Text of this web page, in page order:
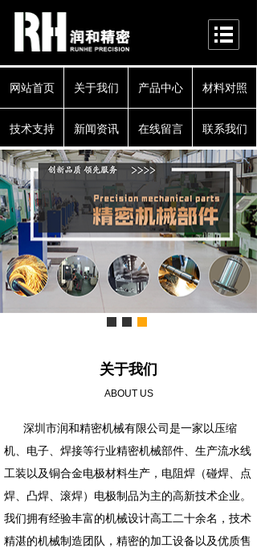
网站首页 关于我们 产品中心 材料对照
技术支持 新闻资讯 在线留言 联系我们
关于我们
ABOUT US
深圳市润和精密机械有限公司是一家以压缩
机、电子、焊接等行业精密机械部件、生产流水线
工装以及铜合金电极材料生产，电阻焊（碰焊、点
焊、凸焊、滚焊）电极制品为主的高新技术企业。
我们拥有经验丰富的机械设计高工二十余名，技术
精湛的机械制造团队，精密的加工设备以及优质售